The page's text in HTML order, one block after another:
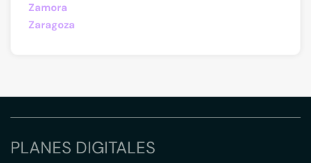
Zamora
Zaragoza
PLANES DIGITALES